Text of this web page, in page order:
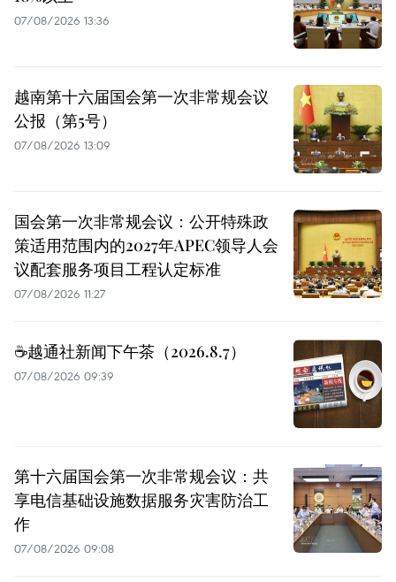
07/08/2026 13:36
越南第十六届国会第一次非常规会议
公报（第5号）
07/08/2026 13:09
国会第一次非常规会议：公开特殊政
策适用范围内的2027年APEC领导人会
议配套服务项目工程认定标准
07/08/2026 11:27
☕️越通社新闻下午茶（2026.8.7）
07/08/2026 09:39
第十六届国会第一次非常规会议：共
享电信基础设施数据服务灾害防治工
作
07/08/2026 09:08